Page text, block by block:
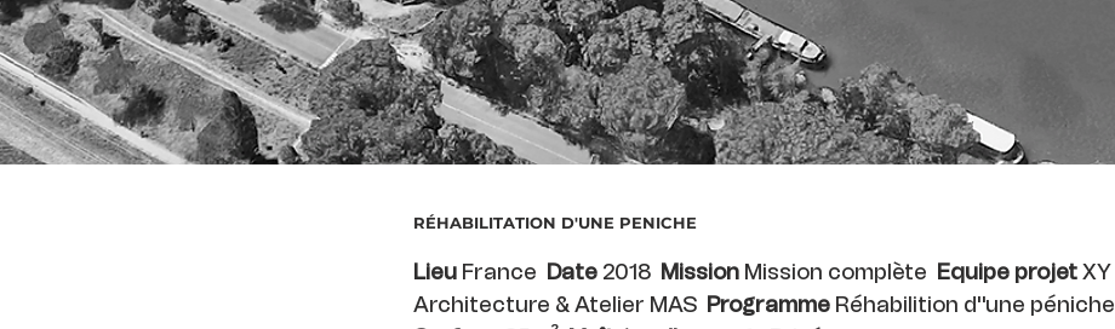
RÉHABILITATION D'UNE PENICHE
Lieu France Date 2018 Mission Mission complète Equipe projetXY
Architecture & Atelier MAS Programme Réhabilition d''une péniche